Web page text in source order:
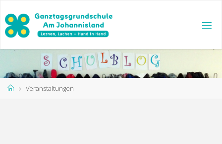
Inhalt
springen
StartVeranstaltungen